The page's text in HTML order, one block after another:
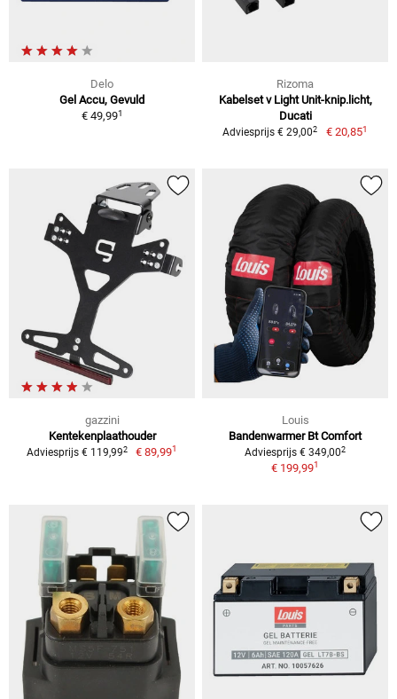
Delo
Gel Accu, Gevuld
€ 49,991
Rizoma
Kabelset v Light Unit-knip.licht,
Ducati
Adviesprijs € 29,002 € 20,851
gazzini
Kentekenplaathouder
Adviesprijs € 119,992 € 89,991
Louis
Bandenwarmer Bt Comfort
Adviesprijs € 349,002
€ 199,991